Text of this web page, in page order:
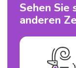
Sehen Sie
anderen